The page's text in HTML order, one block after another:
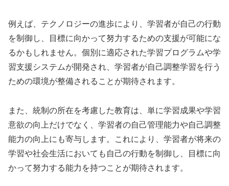
例えば、テクノロジーの進歩により、学習者が自己の行動
を制御し、目標に向かって努力するための支援が可能にな
るかもしれません。個別に適応された学習プログラムや学
習支援システムが開発され、学習者が自己調整学習を行う
ための環境が整備されることが期待されます。
また、統制の所在を考慮した教育は、単に学習成果や学習
意欲の向上だけでなく、学習者の自己管理能力や自己調整
能力の向上にも寄与します。これにより、学習者が将来の
学習や社会生活においても自己の行動を制御し、目標に向
かって努力する能力を持つことが期待されます。